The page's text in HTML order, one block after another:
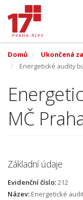
hlavnímu
obsahu
Domů
Ukončená
Energetické audity
MČ
Základní údaje
Evidenční číslo:212
Název: Energetické